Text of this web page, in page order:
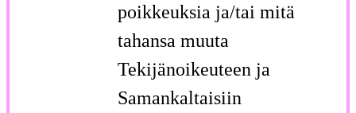
poikkeuksia ja/tai mitä
tahansa muuta
Tekijänoikeuteen ja
Samankaltaisiin